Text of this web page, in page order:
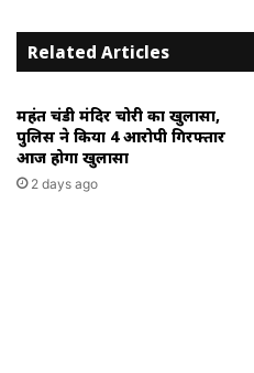
Related Articles
महंत चंडी मंदिर चोरी का खुलासा,
पुलिस ने किया 4 आरोपी गिरफ्तार
आज होगा खुलासा
2 days ago